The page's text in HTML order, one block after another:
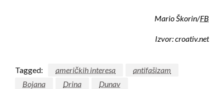
Mario Škorin/FB
Izvor: croativ.net
Tagged: američkih interesa
antifašizam
Bojana
Drina
Dunav